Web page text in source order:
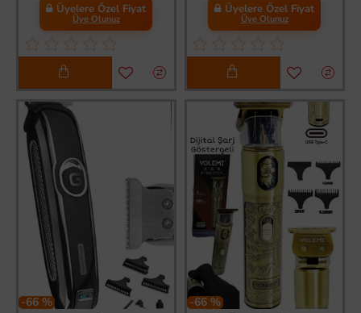
Üyelere Özel Fiyat
Üye Olunuz
Üyelere Özel Fiyat
Üye Olunuz
-66 % -66 %